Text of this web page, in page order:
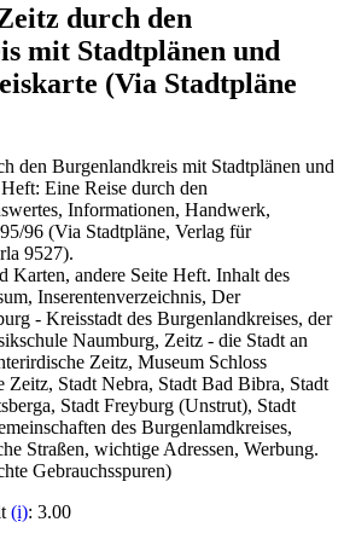
durch den
mit Stadtplänen und
(Via Stadtpläne
den Burgenlandkreis mit Stadtplänen und
Eine Reise durch den
Informationen, Handwerk,
96 (Via Stadtpläne, Verlag für
9527).
Karten, andere Seite Heft. Inhalt des
Inserentenverzeichnis, Der
- Kreisstadt des Burgenlandkreises, der
Naumburg, Zeitz - die Stadt an
Zeitz, Museum Schloss
Stadt Nebra, Stadt Bad Bibra, Stadt
Stadt Freyburg (Unstrut), Stadt
des Burgenlamdkreises,
Straßen, wichtige Adressen, Werbung.
Gebrauchsspuren)
(i): 3.00